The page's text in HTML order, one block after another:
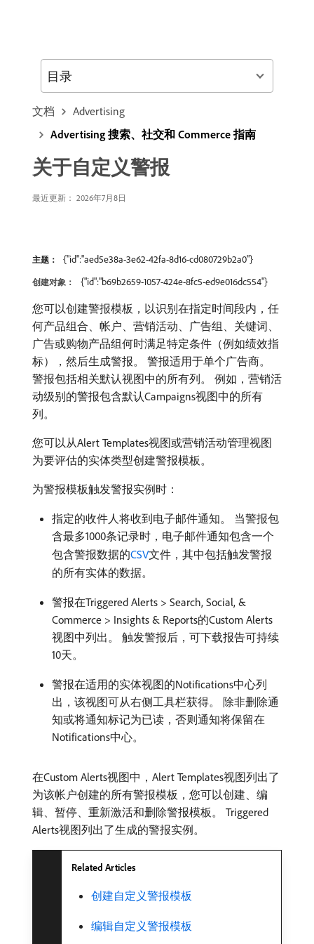
文档
Advertising
Advertising 搜索、社交和 Commerce 指南
关于自定义警报
最近更新： 2026年7月8日
主题： {"id":"aed5e38a-3e62-42fa-8d16-cd080729b2a0"}
创建对象： {"id":"b69b2659-1057-424e-8fc5-ed9e016dc554"}
您可以创建警报模板，以识别在指定时间段内，任
何产品组合、帐户、营销活动、广告组、关键词、
广告或购物产品组何时满足特定条件（例如绩效指
标），然后生成警报。 警报适用于单个广告商。
警报包括相关默认视图中的所有列。 例如，营销活
动级别的警报包含默认Campaigns视图中的所有
列。
您可以从Alert Templates视图或营销活动管理视图
为要评估的实体类型创建警报模板。
为警报模板触发警报实例时：
指定的收件人将收到电子邮件通知。 当警报包
含最多1000条记录时，电子邮件通知包含一个
包含警报数据的CSV文件，其中包括触发警报
的所有实体的数据。
警报在Triggered Alerts > Search, Social, &
Commerce > Insights & Reports的Custom Alerts
视图中列出。 触发警报后，可下载报告可持续
10天。
警报在适用的实体视图的Notifications中心列
出，该视图可从右侧工具栏获得。 除非删除通
知或将通知标记为已读，否则通知将保留在
Notifications中心。
在Custom Alerts视图中，Alert Templates视图列出了
为该帐户创建的所有警报模板，您可以创建、编
辑、暂停、重新激活和删除警报模板。 Triggered
Alerts视图列出了生成的警报实例。
Related Articles
创建自定义警报模板
编辑自定义警报模板
目录